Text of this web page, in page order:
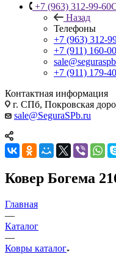
+7 (963) 312-99-60
Назад
Телефоны
+7 (963) 312-
+7 (911) 160-
+7 (911) 179-
Контактная информация
г. СПб, Покровская
sale@SeguraSPb.ru
Ковер Богема
Главная
—
Каталог
—
Ковры каталог